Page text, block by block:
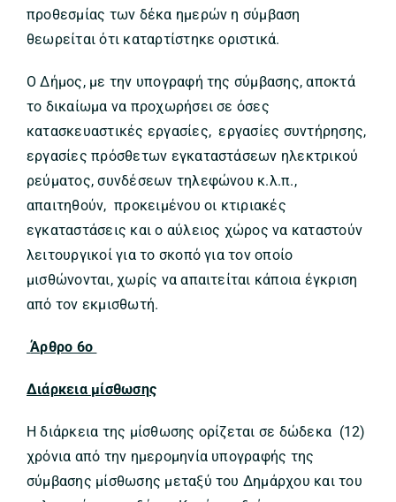
προθεσμίας των δέκα ημερών η σύμβαση
θεωρείται ότι καταρτίστηκε οριστικά.
Ο Δήμος, με την υπογραφή της σύμβασης, αποκτά
το δικαίωμα να προχωρήσει σε όσες
κατασκευαστικές εργασίες, εργασίες συντήρησης,
εργασίες πρόσθετων εγκαταστάσεων ηλεκτρικού
ρεύματος, συνδέσεων τηλεφώνου κ.λ.π.,
απαιτηθούν, προκειμένου οι κτιριακές
εγκαταστάσεις και ο αύλειος χώρος να καταστούν
λειτουργικοί για το σκοπό για τον οποίο
μισθώνονται, χωρίς να απαιτείται κάποια έγκριση
από τον εκμισθωτή.
Άρθρο 6ο
Διάρκεια μίσθωσης
Η διάρκεια της μίσθωσης ορίζεται σε δώδεκα (12)
χρόνια από την ημερομηνία υπογραφής της
σύμβασης μίσθωσης μεταξύ του Δημάρχου και του